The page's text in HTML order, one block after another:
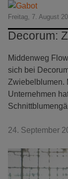
Freitag, 7. August
Decorum:
Middenweg
sich bei
Zwiebelblumen.
Unternehmen
24. September